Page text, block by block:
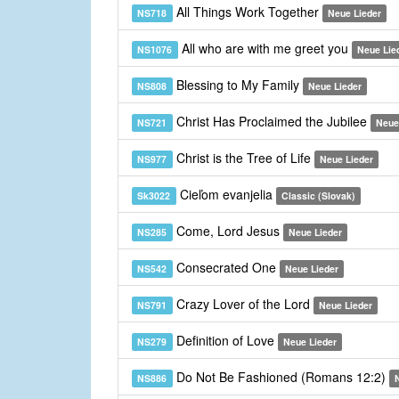
NS718 All Things Work Together Neue Lieder
NS1076 All who are with me greet you Neue
NS808 Blessing to My Family Neue Lieder
NS721 Christ Has Proclaimed the Jubilee
NS977 Christ is the Tree of Life Neue Lieder
Sk3022 Cieľom evanjelia Classic (Slovak)
NS285 Come, Lord Jesus Neue Lieder
NS542 Consecrated One Neue Lieder
NS791 Crazy Lover of the Lord Neue Lieder
NS279 Definition of Love Neue Lieder
NS886 Do Not Be Fashioned (Romans 12:2)